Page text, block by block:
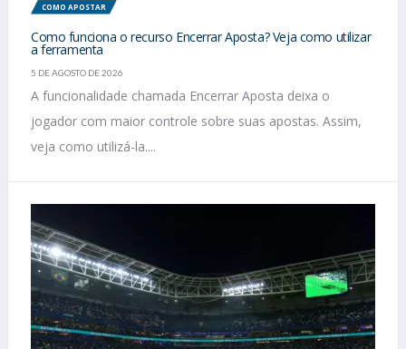
COMO APOSTAR
Como funciona o recurso Encerrar Aposta? Veja como utilizar
a ferramenta
5 DE AGOSTO DE 2026
A funcionalidade chamada Encerrar Aposta deixa o
jogador com maior controle sobre suas apostas. Assim,
veja como utilizá-la....